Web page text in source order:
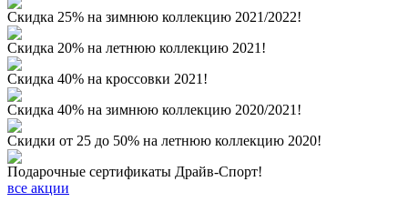
Скидка 25% на зимнюю коллекцию 2021/2022!
Скидка 20% на летнюю коллекцию 2021!
Скидка 40% на кроссовки 2021!
Скидка 40% на зимнюю коллекцию 2020/2021!
Скидки от 25 до 50% на летнюю коллекцию 2020!
Подарочные сертификаты Драйв-Спорт!
все акции